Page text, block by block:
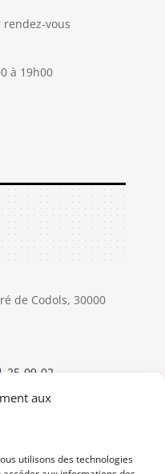
aux
utilisons des technologies
rendez-vous
à 19h00
de Codols, 30000
25-09-02
cheveu.fr